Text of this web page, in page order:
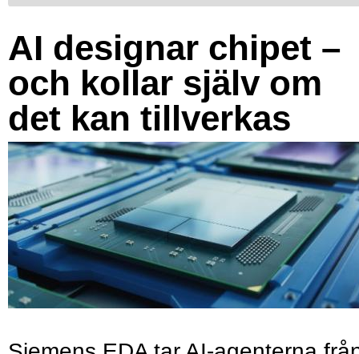
AI designar chipet –
och kollar själv om
det kan tillverkas